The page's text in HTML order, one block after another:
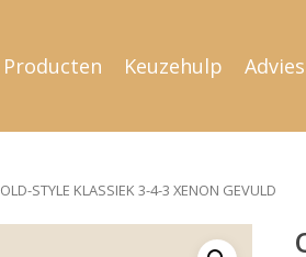
Producten Keuzehulp Advies
OLD-STYLE KLASSIEK 3-4-3 XENON GEVULD